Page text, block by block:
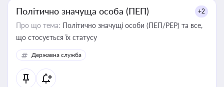
Політично значуща особа (ПЕП) +2
Про що тема: Політично значущі особи (ПЕП/PEP) та все,
що стосується їх статусу
Державна служба